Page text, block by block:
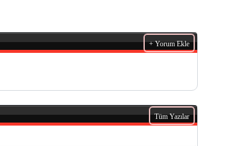
+ Yorum Ekle
Tüm Yazılar